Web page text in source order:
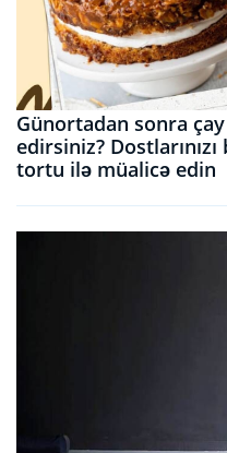
Günortadan sonra
edirsiniz?
tortu ilə müalicə edin